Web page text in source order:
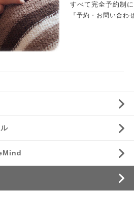
すべて完全予約制
『予約・お問い合わ